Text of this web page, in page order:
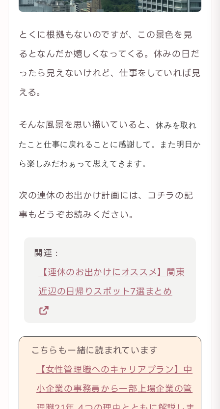
とくに根拠もないのですが、この景色を見
るとなんだか嬉しくなってくる。休みの日だ
ったら見えないけれど、仕事をしていれば見
える。
そんな風景を思い描いていると、 休みを取れ
たこと仕事に戻れることに感謝して。
また明日か
ら楽しみだわぁって思えてきます。
次の連休のお出かけ計画には、コチラの記
事もどうぞお読みください。
関連 :
【連休のお出かけにオススメ】関東
近辺の日帰りスポット7選まとめ
こちらも一緒に読まれています
【女性管理職へのキャリアプラン】中
小企業の事務員から一部上場企業の管